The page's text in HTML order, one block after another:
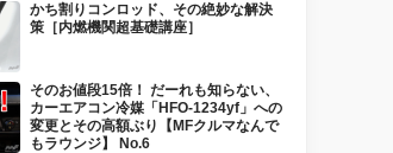
かち割りコンロッド、その絶妙な解決
策［内燃機関超基礎講座］
そのお値段15倍！ だーれも知らない、
カーエアコン冷媒「HFO-1234yf」への
変更とその高額ぶり【MFクルマなんで
もラウンジ】 No.6